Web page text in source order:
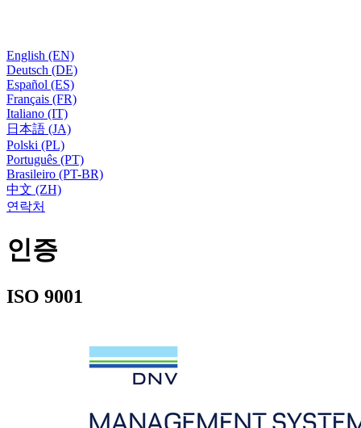
English (EN)
Deutsch (DE)
Español (ES)
Français (FR)
Italiano (IT)
日本語 (JA)
Polski (PL)
Português (PT)
Brasileiro (PT-BR)
中文 (ZH)
연락처
인증
ISO 9001